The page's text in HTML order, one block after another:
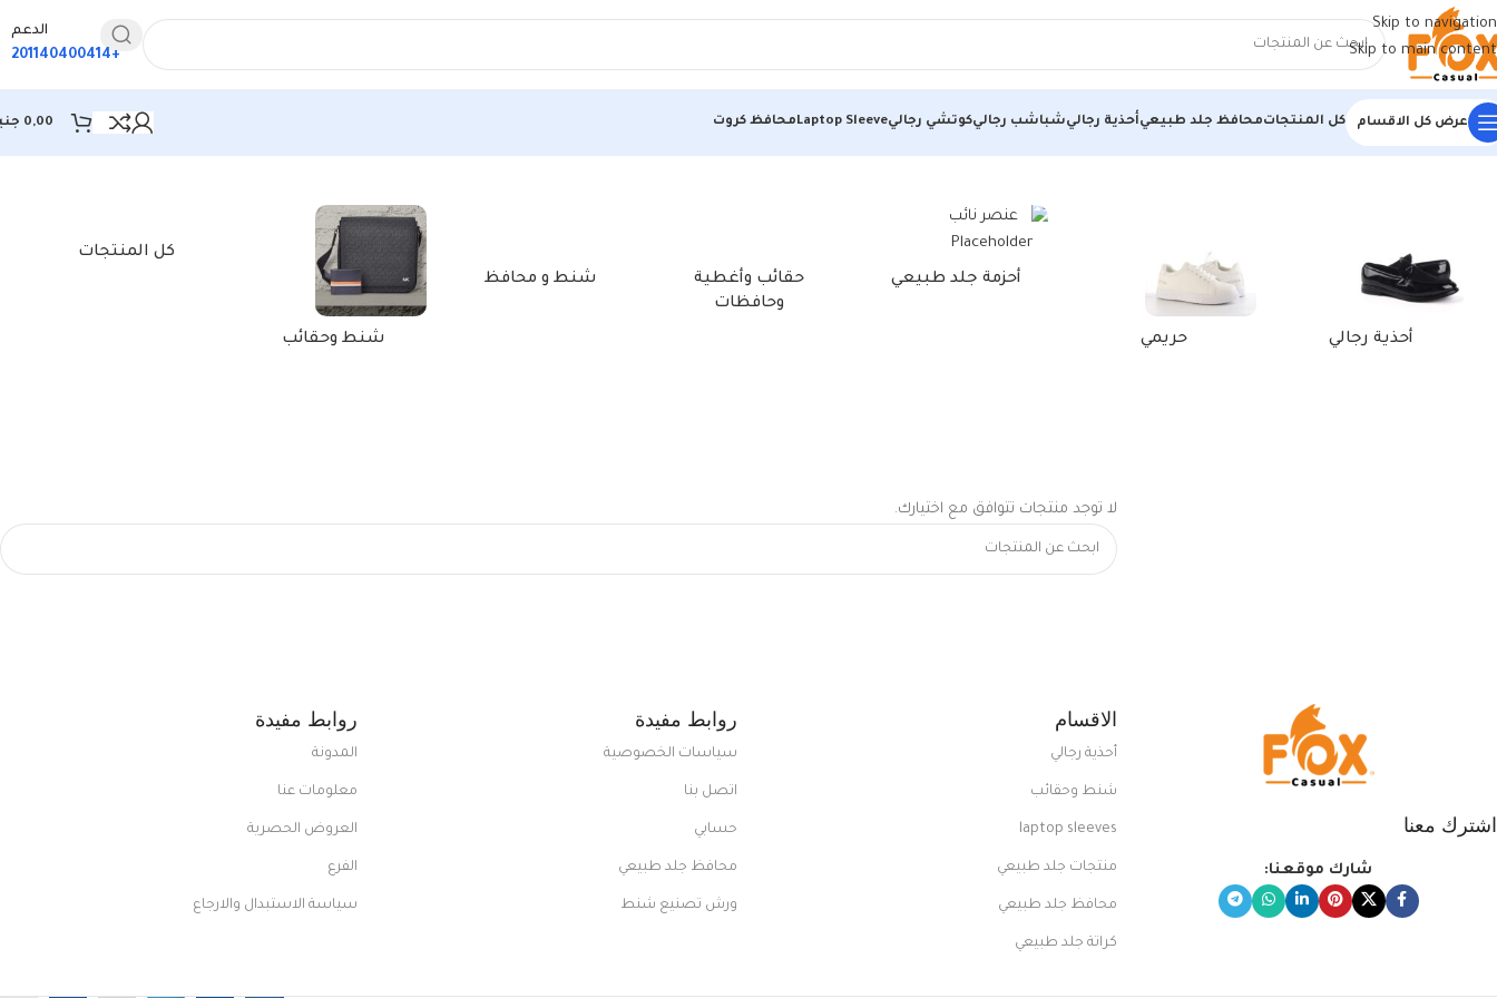
Skip to navigation
Skip to main content
الدعم
+201140400414
عرض كل الاقسام كل المنتجاتمحافظ جلد طبيعيأحذية رجاليشباشب رجاليكوتشي رجاليLaptop Sleeveمحافظ كروت 0,00
الرئيسية/منتجات تحت الوسم “أحذية يومية مريحة سوداء”
أحذية رجالي حريمي
أحزمة جلد طبيعي
حقائب وأغطية
وحافظات
شنط و محافظ
شنط وحقائب
كل المنتجات
لا توجد منتجات تتوافق مع اختيارك.
اشترك معنا
شارك موقعنا:
الاقسام
أحذية رجالي
شنط وحقائب
laptop sleeves
منتجات جلد طبيعي
محافظ جلد طبيعي
كراتة جلد طبيعي
روابط مفيدة
سياسات الخصوصية
اتصل بنا
حسابي
محافظ جلد طبيعي
ورش تصنيع شنط
روابط مفيدة
المدونة
معلومات عنا
العروض الحصرية
الفرع
سياسة الاستبدال والارجاع